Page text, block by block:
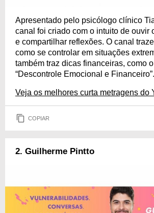
Apresentado pelo psicólogo clínico
canal foi criado com o intuito de ouvir
e compartilhar reflexões. O canal
como se controlar em situações
também traz dicas financeiras, como
“Descontrole Emocional e Financeiro”.
Veja os melhores curta metragens do
COPIAR
2. Guilherme Pintto